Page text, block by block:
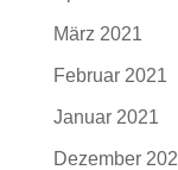
März 2021
Februar 2021
Januar 2021
Dezember